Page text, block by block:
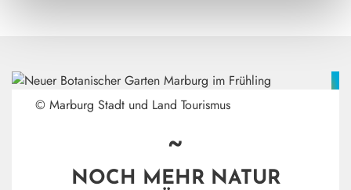
© Marburg Stadt und Land Tourismus
~
NOCH MEHR NATUR